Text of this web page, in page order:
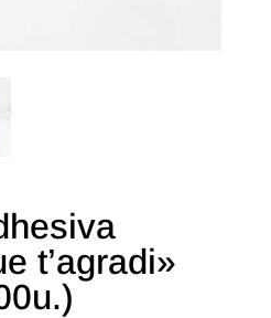
t’agradi»